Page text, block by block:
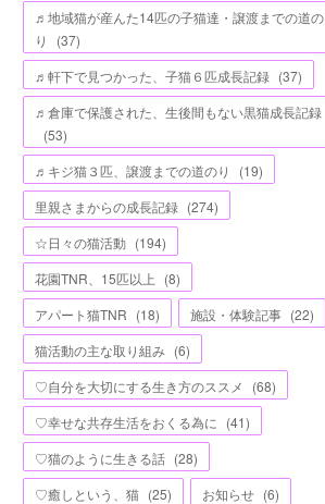
♬地域猫が産んた14匹の子猫達・譲渡までの道の
り
(37)
♬軒下で見つかった、子猫６匹成長記録 (37)
♬倉庫で保護された、生後間もない黒猫成長記録
(53)
♬キジ猫３匹、譲渡までの道のり
(19)
里親さまからの成長記録 (274)
☆日々の猫活動 (194)
花園TNR、15匹以上 (8)
アパート猫TNR (18) 施設・体験記事 (22)
猫活動の主な取り組み (6)
♡自分を大切にする生き方のススメ
(68)
♡幸せな共存生活をおくる為に (41)
♡猫のように生きる話 (28)
♡癒しという、猫 (25) お知らせ (6)